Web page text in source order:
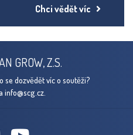
stolů. Ovšem bez některých
Chci vědět víc
GROW, Z.S.
se dozvědět víc o soutěži?
info@scg.cz.